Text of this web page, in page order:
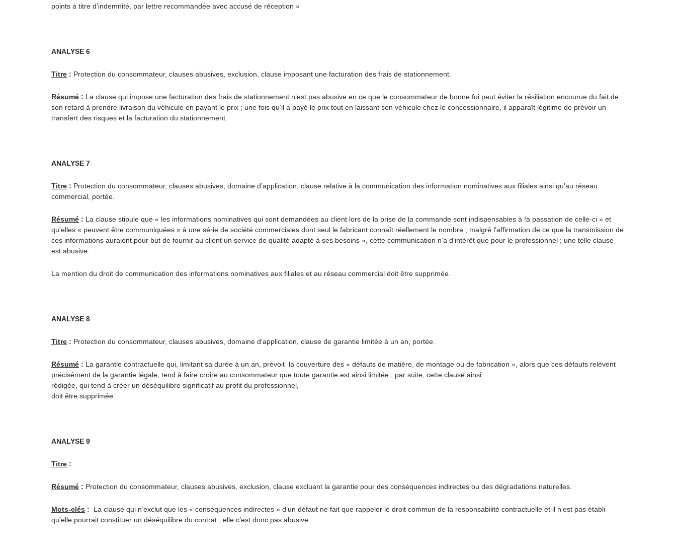
points à titre d’indemnité, par lettre recommandée avec accusé de réception »
ANALYSE 6
Titre : Protection du consommateur, clauses abusives, exclusion, clause imposant une facturation des frais de stationnement.
Résumé : La clause qui impose une facturation des frais de stationnement n’est pas abusive en ce que le consommateur de bonne foi peut éviter la résiliation encourue du fait de
son retard à prendre livraison du véhicule en payant le prix ; une fois qu’il a payé le prix tout en laissant son véhicule chez le concessionnaire, il apparaît légitime de prévoir un
transfert des risques et la facturation du stationnement.
ANALYSE 7
Titre : Protection du consommateur, clauses abusives, domaine d’application, clause relative à la communication des information nominatives aux filiales ainsi qu’au réseau
commercial, portée.
Résumé : La clause stipule que « les informations nominatives qui sont demandées au client lors de la prise de la commande sont indispensables à !a passation de celle-ci » et
qu’elles « peuvent être communiquées » à une série de société commerciales dont seul le fabricant connaît réellement le nombre ; malgré l’affirmation de ce que la transmission de
ces informations auraient pour but de fournir au client un service de qualité adapté à ses besoins », cette communication n’a d’intérêt que pour le professionnel ; une telle clause
est abusive.
La mention du droit de communication des informations nominatives aux filiales et au réseau commercial doit être supprimée.
ANALYSE 8
Titre : Protection du consommateur, clauses abusives, domaine d’application, clause de garantie limitée à un an, portée.
Résumé : La garantie contractuelle qui, limitant sa durée à un an, prévoit la couverture des « défauts de matière, de montage ou de fabrication », alors que ces défauts relèvent
précisément de la garantie légale, tend à faire croire au consommateur que toute garantie est ainsi limitée ; par suite, cette clause ainsi
rédigée, qui tend à créer un déséquilibre significatif au profit du professionnel,
doit être supprimée.
ANALYSE 9
Titre :
Résumé : Protection du consommateur, clauses abusives, exclusion, clause excluant la garantie pour des conséquences indirectes ou des dégradations naturelles.
Mots-clés : La clause qui n’exclut que les « conséquences indirectes » d’un défaut ne fait que rappeler le droit commun de la responsabilité contractuelle et il n’est pas établi
qu’elle pourrait constituer un déséquilibre du contrat ; elle c’est donc pas abusive.